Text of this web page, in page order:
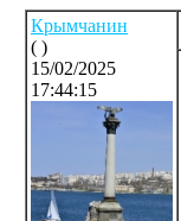
Крымчанин
( )
15/02/2025
17:44:15